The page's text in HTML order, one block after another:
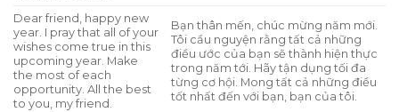
Dear friend, happy new
year. I pray that all of your
wishes come true in this
upcoming year. Make
the most of each
opportunity. All the best
to you, my friend.
Bạn thân mến, chúc mừng năm mới.
Tôi cầu nguyện rằng tất cả những
điều ước của bạn sẽ thành hiện thực
trong năm tới. Hãy tận dụng tối đa
từng cơ hội. Mong tất cả những điều
tốt nhất đến với bạn, bạn của tôi.